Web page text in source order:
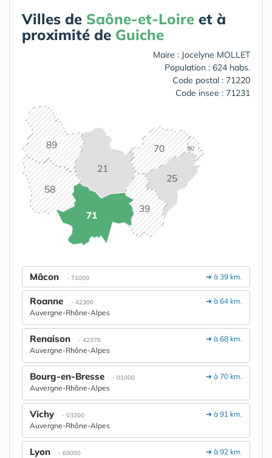
Villes de Saône-et-Loire et à
proximité de Guiche
Maire : Jocelyne MOLLET
Population : 624 habs.
Code postal : 71220
Code insee : 71231
21
25
39
58
70
71
89 90
➔ à 39 km.
Mâcon - 71000
➔ à 64 km.
Roanne - 42300
Auvergne-Rhône-Alpes
➔ à 68 km.
Renaison - 42370
Auvergne-Rhône-Alpes
➔ à 70 km.
Bourg-en-Bresse - 01000
Auvergne-Rhône-Alpes
➔ à 91 km.
Vichy - 03200
Auvergne-Rhône-Alpes
➔ à 92 km.
Lyon - 69000